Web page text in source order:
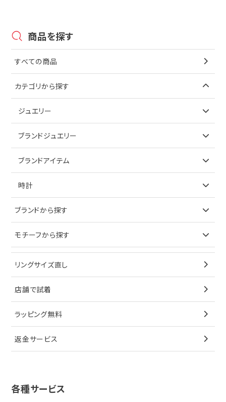
商品を探す
すべての商品
カテゴリから探す
ジュエリー
アイテムで探す
ブレスレット
ペンダントトップ
ブローチ
その他
ノーブランドジュエリーをすべて見る
ブランドジュエリー
アイテムで探す
イヤリング
ブレスレット
ペンダントトップ
ブローチ
その他
ティファニー
ブランドアイテム
アイテムで探す
キーケース
サングラス
シューズ
香水
シャネル
時計
ブランドで探す
オメガ
シャネル
タグホイヤー
カルティエ
セイコー
メンズ時計
ブランドから探す
ティファニー
ブルガリ
カルティエ
ウノアエレ
4℃
グッチ
モチーフから探す
星
リボン
花
十字架
リングサイズ直し
店舗で試着
ラッピング無料
返金サービス
各種サービス